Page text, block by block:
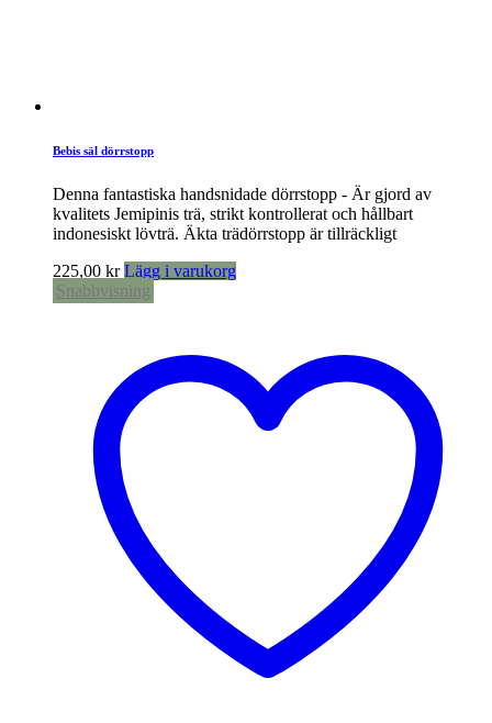
Bebis säl dörrstopp
Denna fantastiska handsnidade dörrstopp - Är gjord av
kvalitets Jemipinis trä, strikt kontrollerat och hållbart
indonesiskt lövträ. Äkta trädörrstopp är tillräckligt
225,00 kr Lägg i varukorg
Snabbvisning